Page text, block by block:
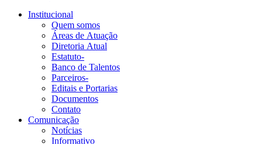
Institucional
Quem somos
Áreas de Atuação
Diretoria Atual
Estatuto-
Banco de Talentos
Parceiros-
Editais e Portarias
Documentos
Contato
Comunicação
Notícias
Informativo